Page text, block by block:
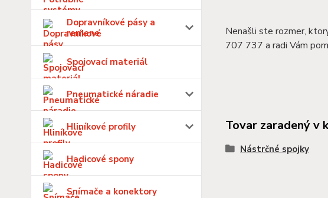
Dopravníkové pásy a
remene
Spojovací materiál
Pneumatické náradie
Hliníkové profily
Hadicové spony
Snímače a konektory
Nenašli ste rozmer,
707 737 a radi Vám
Tovar zaradený v
Nástrčné spojky